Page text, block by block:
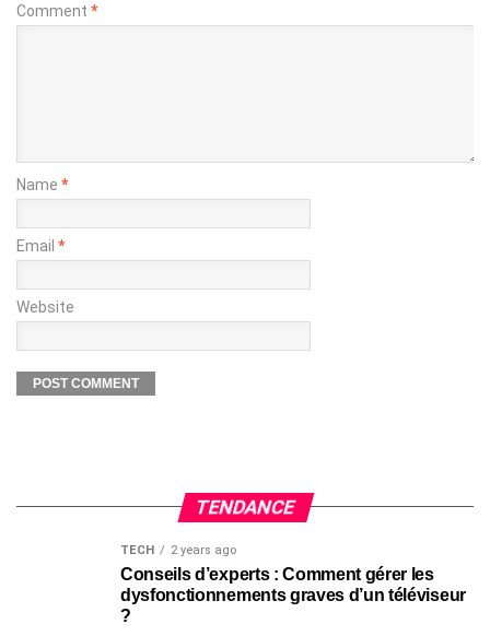
Comment *
Name *
Email *
Website
TENDANCE
TECH 2 years ago
Conseils d’experts : Comment gérer les
dysfonctionnements graves d’un téléviseur
?